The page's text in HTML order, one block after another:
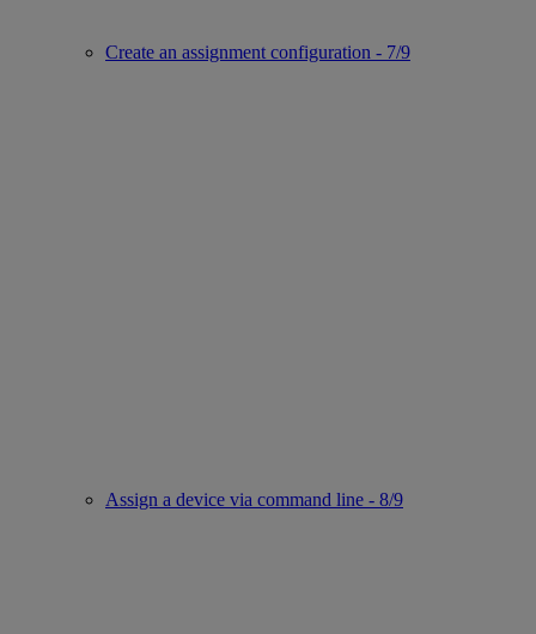
Create an assignment configuration - 7/9
Assign a device via command line - 8/9